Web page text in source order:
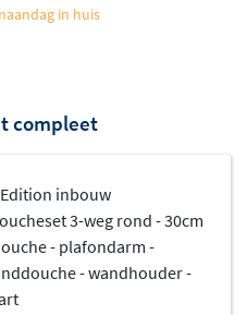
altijd stabiel
messing
in huis
compleet
inbouw
3-weg rond - 30cm
- plafondarm -
- wandhouder -